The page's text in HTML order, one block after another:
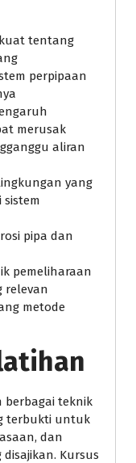
tentang
perpipaan
merusak
aliran
yang
sistem
pipa dan
pemeliharaan
relevan
metode
berbagai teknik
terbukti untuk
dan
Kursus